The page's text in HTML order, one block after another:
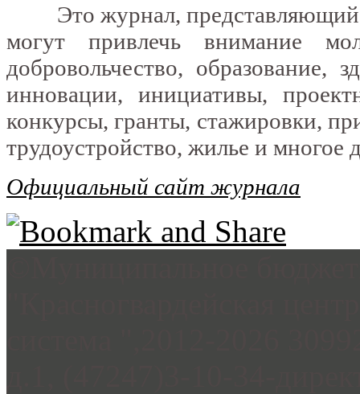
Это журнал, представляющий
могут привлечь внимание
добровольчество, образование,
инновации, инициативы,
конкурсы, гранты, стажировки,
трудоустройство, жилье и многое
Официальный сайт журнала